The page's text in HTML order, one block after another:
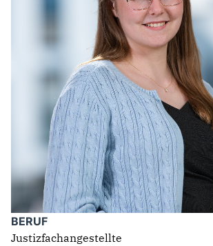
Fraktion
KREISGESCHÄFTSSTELLE
FOTOS
BERUF
Justizfachangestellte